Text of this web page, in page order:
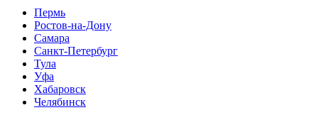
Пермь
Ростов-на-Дону
Самара
Санкт-Петербург
Тула
Уфа
Хабаровск
Челябинск